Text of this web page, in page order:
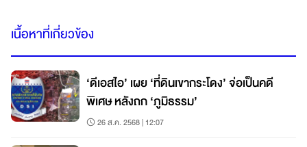
เนื้อหาที่เกี่ยวข้อง
‘ดีเอสไอ’ เผย ‘ที่ดินเขากระโดง’ จ่อเป็นคดี
พิเศษ หลังถก ‘ภูมิธรรม’
26 ส.ค. 2568 | 12:07